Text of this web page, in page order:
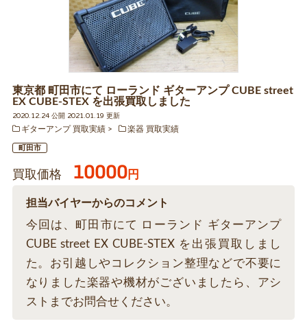
東京都 町田市にて ローランド ギターアンプ CUBE street
EX CUBE-STEX を出張買取しました
2020.12.24 公開 2021.01.19 更新
ギターアンプ 買取実績
楽器 買取実績
町田市
買取価格 10000円
担当バイヤーからのコメント
今回は、町田市にて ローランド ギターアンプ
CUBE street EX CUBE-STEX を出張買取しまし
た。お引越しやコレクション整理などで不要に
なりました楽器や機材がございましたら、アシ
ストまでお問合せください。